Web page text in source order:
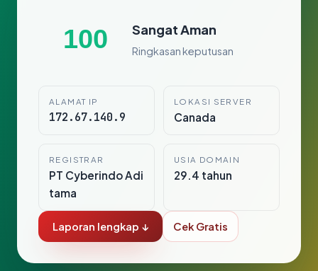
100 Sangat Aman
Ringkasan keputusan
ALAMAT IP
172.67.140.9
LOKASI SERVER
Canada
REGISTRAR
PT Cyberindo Adi
tama
USIA DOMAIN
29.4 tahun
Laporan lengkap ↓ Cek Gratis